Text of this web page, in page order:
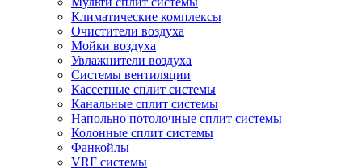
Климатические комплексы
Очистители воздуха
Мойки воздуха
Увлажнители воздуха
Системы вентиляции
Кассетные сплит системы
Канальные сплит системы
Напольно потолочные сплит системы
Колонные сплит системы
Фанкойлы
VRF системы